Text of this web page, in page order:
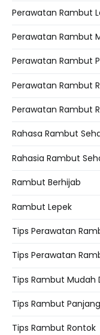
Perawatan Rambut
Perawatan Rambut
Perawatan Rambut
Perawatan Rambut
Perawatan Rambut
Rahasa Rambut
Rahasia Rambut
Rambut Berhijab
Rambut Lepek
Tips Perawatan
Tips Perawatan
Tips Rambut Mudah
Tips Rambut Panjang
Tips Rambut Rontok